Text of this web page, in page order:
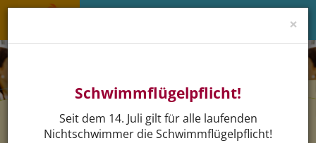
×
Schwimmflügelpflicht!
Seit dem 14. Juli gilt für alle laufenden
Nichtschwimmer die Schwimmflügelpflicht!